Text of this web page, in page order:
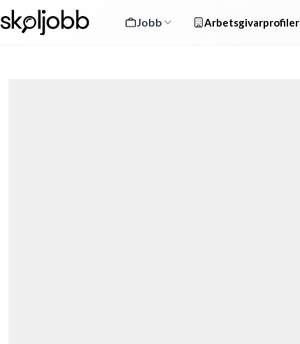
Jobb Arbetsgivarprofiler